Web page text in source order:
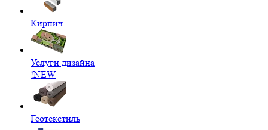
Кирпич
Услуги дизайна
!NEW
Геотекстиль